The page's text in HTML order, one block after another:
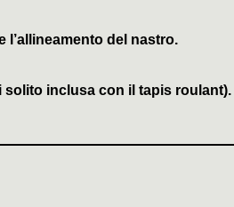
l’allineamento del nastro.
solito inclusa con il tapis roulant).